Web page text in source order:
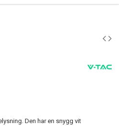
Den har en snygg vit